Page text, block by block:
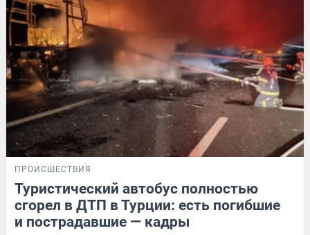
ПРОИСШЕСТВИЯ
Туристический автобус полностью
сгорел в ДТП в Турции: есть погибшие
и пострадавшие — кадры